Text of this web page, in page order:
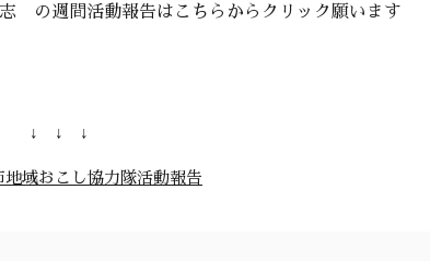
の週間活動報告はこちらからクリック願います
↓ ↓ ↓
地域おこし協力隊活動報告